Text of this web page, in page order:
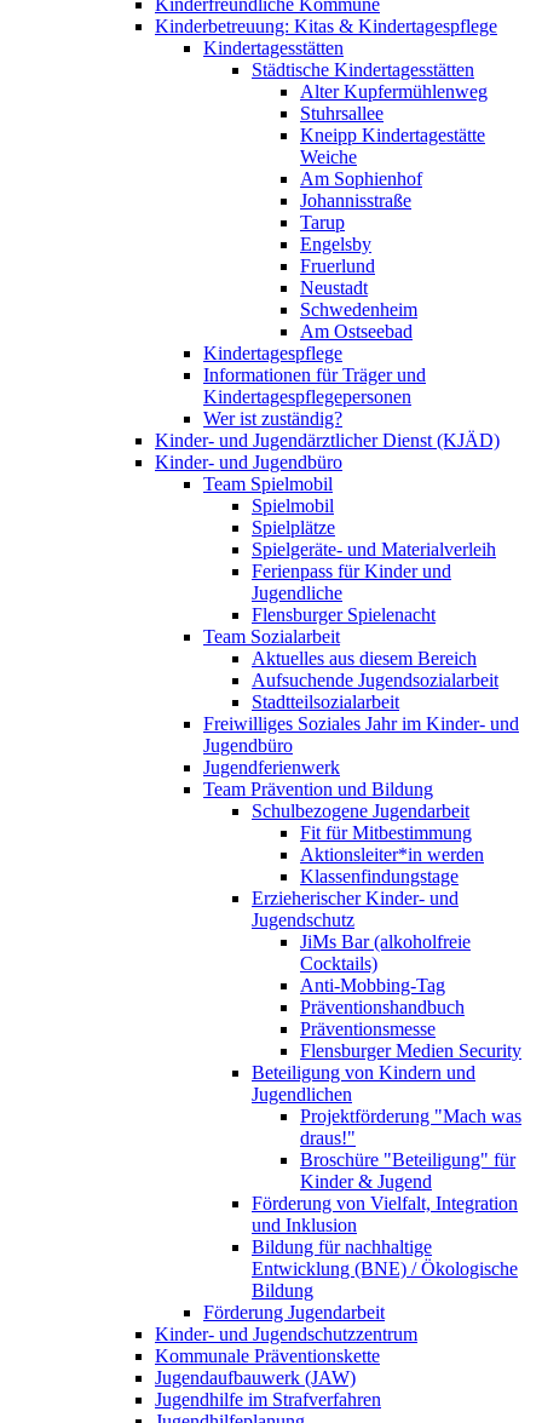
Kinderfreundliche Kommune
Kinderbetreuung: Kitas & Kindertagespflege
Kindertagesstätten
Städtische Kindertagesstätten
Alter Kupfermühlenweg
Stuhrsallee
Kneipp Kindertagestätte
Weiche
Am Sophienhof
Johannisstraße
Tarup
Engelsby
Fruerlund
Neustadt
Schwedenheim
Am Ostseebad
Kindertagespflege
Informationen für Träger und
Kindertagespflegepersonen
Wer ist zuständig?
Kinder- und Jugendärztlicher Dienst (KJÄD)
Kinder- und Jugendbüro
Team Spielmobil
Spielmobil
Spielplätze
Spielgeräte- und Materialverleih
Ferienpass für Kinder und
Jugendliche
Flensburger Spielenacht
Team Sozialarbeit
Aktuelles aus diesem Bereich
Aufsuchende Jugendsozialarbeit
Stadtteilsozialarbeit
Freiwilliges Soziales Jahr im Kinder- und
Jugendbüro
Jugendferienwerk
Team Prävention und Bildung
Schulbezogene Jugendarbeit
Fit für Mitbestimmung
Aktionsleiter*in werden
Klassenfindungstage
Erzieherischer Kinder- und
Jugendschutz
JiMs Bar (alkoholfreie
Cocktails)
Anti-Mobbing-Tag
Präventionshandbuch
Präventionsmesse
Flensburger Medien Security
Beteiligung von Kindern und
Jugendlichen
Projektförderung "Mach was
draus!"
Broschüre "Beteiligung" für
Kinder & Jugend
Förderung von Vielfalt, Integration
und Inklusion
Bildung für nachhaltige
Entwicklung (BNE) / Ökologische
Bildung
Förderung Jugendarbeit
Kinder- und Jugendschutzzentrum
Kommunale Präventionskette
Jugendaufbauwerk (JAW)
Jugendhilfe im Strafverfahren